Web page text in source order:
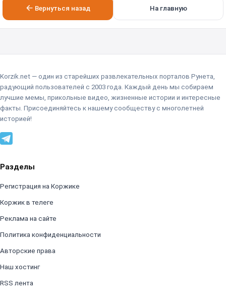
Вернуться назад На главную
Korzik.net — один из старейших развлекательных порталов Рунета,
радующий пользователей с 2003 года. Каждый день мы собираем
лучшие мемы, прикольные видео, жизненные истории и интересные
факты. Присоединяйтесь к нашему сообществу с многолетней
историей!
Разделы
Регистрация на Коржике
Коржик в телеге
Реклама на сайте
Политика конфиденциальности
Авторские права
Наш хостинг
RSS лента